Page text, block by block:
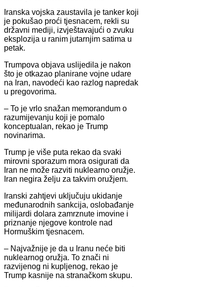
Iranska vojska zaustavila je tanker koji
je pokušao proći tjesnacem, rekli su
državni mediji, izvještavajući o zvuku
eksplozija u ranim jutarnjim satima u
petak.
Trumpova objava uslijedila je nakon
što je otkazao planirane vojne udare
na Iran, navodeći kao razlog napredak
u pregovorima.
– To je vrlo snažan memorandum o
razumijevanju koji je pomalo
konceptualan, rekao je Trump
novinarima.
Trump je više puta rekao da svaki
mirovni sporazum mora osigurati da
Iran ne može razviti nuklearno oružje.
Iran negira želju za takvim oružjem.
Iranski zahtjevi uključuju ukidanje
međunarodnih sankcija, oslobađanje
milijardi dolara zamrznute imovine i
priznanje njegove kontrole nad
Hormuškim tjesnacem.
– Najvažnije je da u Iranu neće biti
nuklearnog oružja. To znači ni
razvijenog ni kupljenog, rekao je
Trump kasnije na stranačkom skupu.